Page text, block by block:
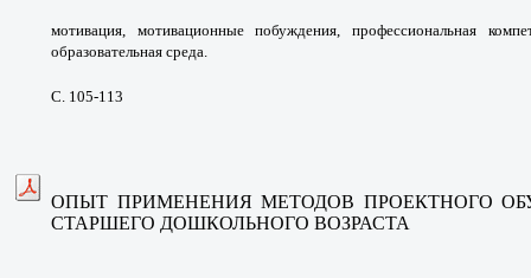
мотивация, мотивационныепобуждения, профессиональная
образовательная среда.
С. 105-113
ОПЫТ ПРИМЕНЕНИЯ МЕТОДОВ ПРОЕКТНОГО
СТАРШЕГО ДОШКОЛЬНОГО ВОЗРАСТА